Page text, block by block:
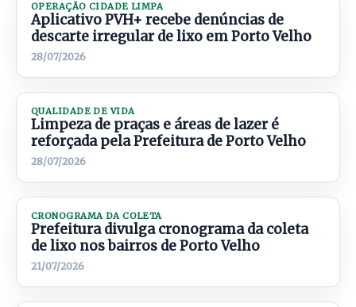
OPERAÇÃO CIDADE LIMPA
Aplicativo PVH+ recebe denúncias de
descarte irregular de lixo em Porto Velho
28/07/2026
QUALIDADE DE VIDA
Limpeza de praças e áreas de lazer é
reforçada pela Prefeitura de Porto Velho
28/07/2026
CRONOGRAMA DA COLETA
Prefeitura divulga cronograma da coleta
de lixo nos bairros de Porto Velho
21/07/2026